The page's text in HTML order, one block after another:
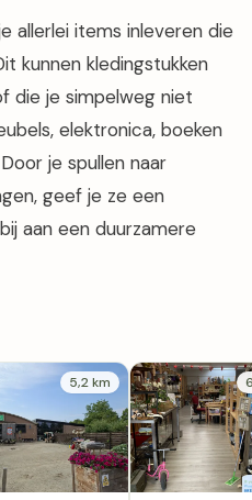
allerlei items inleveren die
kunnen kledingstukken
die je simpelweg niet
elektronica, boeken
je spullen naar
geef je ze een
aan een duurzamere
5,2 km